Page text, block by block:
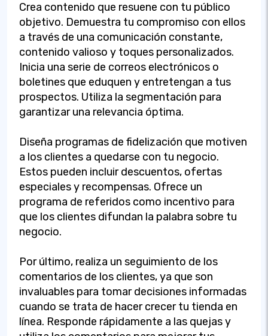
Crea contenido que resuene con tu público
objetivo. Demuestra tu compromiso con ellos
a través de una comunicación constante,
contenido valioso y toques personalizados.
Inicia una serie de correos electrónicos o
boletines que eduquen y entretengan a tus
prospectos. Utiliza la segmentación para
garantizar una relevancia óptima.
Diseña programas de fidelización que motiven
a los clientes a quedarse con tu negocio.
Estos pueden incluir descuentos, ofertas
especiales y recompensas. Ofrece un
programa de referidos como incentivo para
que los clientes difundan la palabra sobre tu
negocio.
Por último, realiza un seguimiento de los
comentarios de los clientes, ya que son
invaluables para tomar decisiones informadas
cuando se trata de hacer crecer tu tienda en
línea. Responde rápidamente a las quejas y